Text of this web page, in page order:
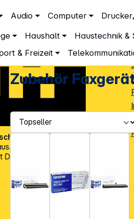
Audio Computer
Haushalt Haustechnik &
& Freizeit
& Zubehör Zubehör Faxgeräte
Zubehör
Marken
, viele Jahre
Mit mehr als
zu den Top-Distributoren